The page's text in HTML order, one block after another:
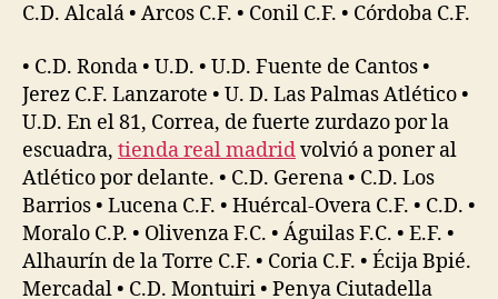
C.D. Alcalá • Arcos C.F. • Conil C.F. • Córdoba C.F.
• C.D. Ronda • U.D. • U.D. Fuente de Cantos •
Jerez C.F. Lanzarote • U. D. Las Palmas Atlético •
U.D. En el 81, Correa, de fuerte zurdazo por la
escuadra, tienda real madridvolvió a poner al
Atlético por delante. • C.D. Gerena • C.D. Los
Barrios • Lucena C.F. • Huércal-Overa C.F. • C.D. •
Moralo C.P. • Olivenza F.C. • Águilas F.C. • E.F. •
Alhaurín de la Torre C.F. • Coria C.F. • Écija Bpié.
Mercadal • C.D. Montuiri • Penya Ciutadella